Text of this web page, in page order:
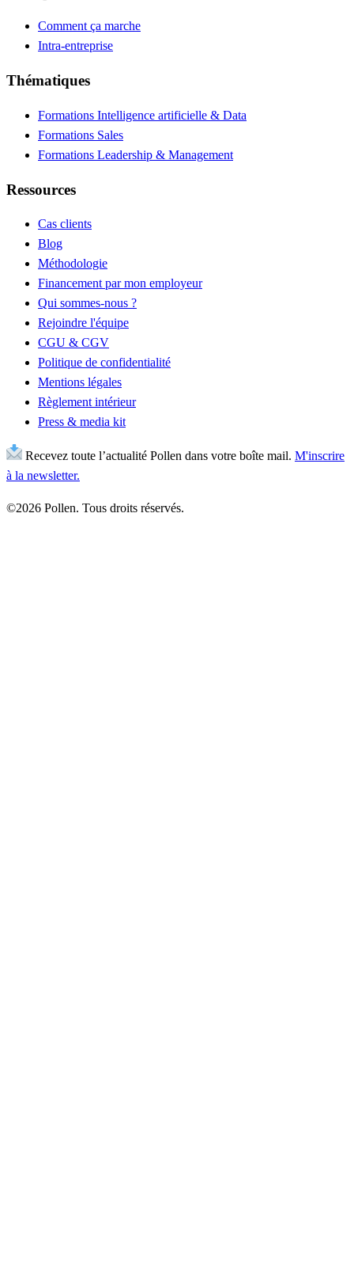
Comment ça marche
Intra-entreprise
Thématiques
Formations Intelligence artificielle & Data
Formations Sales
Formations Leadership & Management
Ressources
Cas clients
Blog
Méthodologie
Financement par mon employeur
Qui sommes-nous ?
Rejoindre l'équipe
CGU & CGV
Politique de confidentialité
Mentions légales
Règlement intérieur
Press & media kit
Recevez toute l’actualité Pollen dans votre boîte mail. M'inscrire
à la newsletter.
©2026 Pollen. Tous droits réservés.